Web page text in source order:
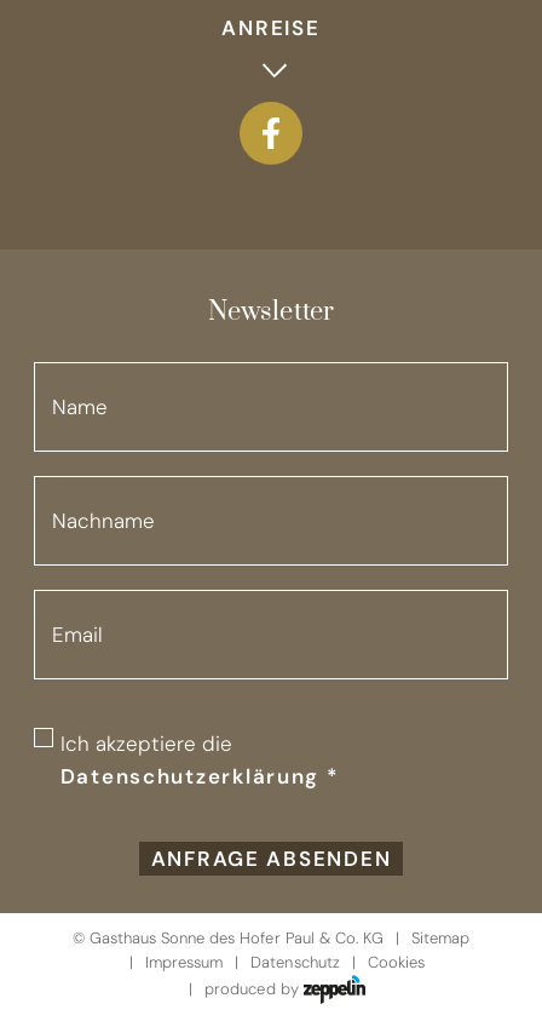
ANREISE
Newsletter
Ich akzeptiere die
Datenschutzerklärung *
ANFRAGE ABSENDEN
©Gasthaus Sonne des Hofer Paul & Co. KG
Sitemap
Impressum
Datenschutz
Cookies
produced by